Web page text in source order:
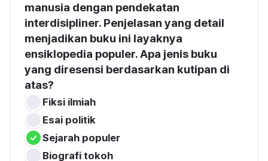
manusia dengan pendekatan
interdisipliner. Penjelasan yang detail
menjadikan buku ini layaknya
ensiklopedia populer. Apa jenis buku
yang diresensi berdasarkan kutipan di
atas?
Fiksi ilmiah
Esai politik
Sejarah populer
Biografi tokoh